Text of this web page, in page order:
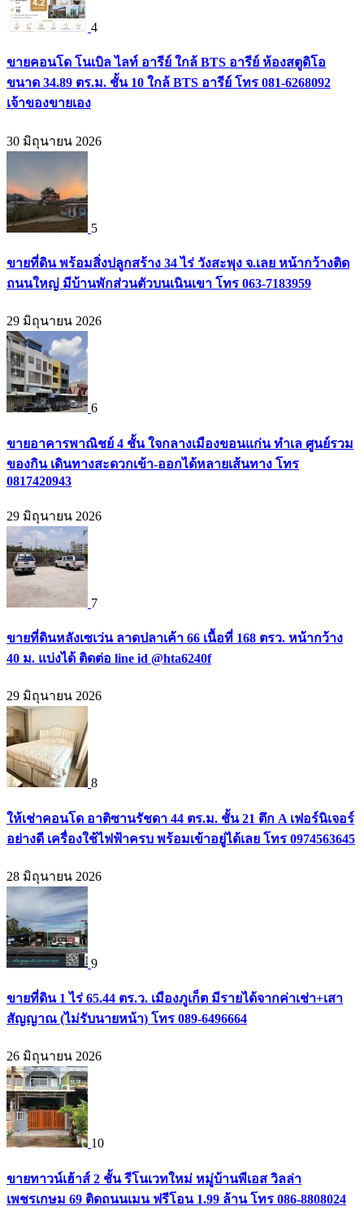
4
ขายคอนโด โนเบิล ไลท์ อารีย์ ใกล้ BTS อารีย์ ห้องสตูดิโอ
ขนาด 34.89 ตร.ม. ชั้น 10 ใกล้ BTS อารีย์ โทร 081-6268092
เจ้าของขายเอง
30 มิถุนายน 2026
5
ขายที่ดิน พร้อมสิ่งปลูกสร้าง 34 ไร่ วังสะพุง จ.เลย หน้ากว้างติด
ถนนใหญ่ มีบ้านพักส่วนตัวบนเนินเขา โทร 063-7183959
29 มิถุนายน 2026
6
ขายอาคารพาณิชย์ 4 ชั้น ใจกลางเมืองขอนแก่น ทำเล ศูนย์รวม
ของกิน เดินทางสะดวกเข้า-ออกได้หลายเส้นทาง โทร
0817420943
29 มิถุนายน 2026
7
ขายที่ดินหลังเซเว่น ลาดปลาเค้า 66 เนื้อที่ 168 ตรว. หน้ากว้าง
40 ม. แบ่งได้ ติดต่อ line id @hta6240f
29 มิถุนายน 2026
8
ให้เช่าคอนโด อาติซานรัชดา 44 ตร.ม. ชั้น 21 ตึก A เฟอร์นิเจอร์
อย่างดี เครื่องใช้ไฟฟ้าครบ พร้อมเข้าอยู่ได้เลย โทร 0974563645
28 มิถุนายน 2026
9
ขายที่ดิน 1 ไร่ 65.44 ตร.ว. เมืองภูเก็ต มีรายได้จากค่าเช่า+เสา
สัญญาณ (ไม่รับนายหน้า) โทร 089-6496664
26 มิถุนายน 2026
10
ขายทาวน์เฮ้าส์ 2 ชั้น รีโนเวทใหม่ หมู่บ้านพีเอส วิลล่า
เพชรเกษม 69 ติดถนนเมน ฟรีโอน 1.99 ล้าน โทร 086-8808024